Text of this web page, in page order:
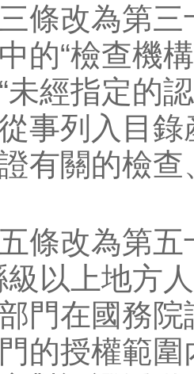
改為第三
的“檢查機
未經指定的
事列入目錄
有關的檢查
改為第五
級以上地方
門在國務院
的授權範圍